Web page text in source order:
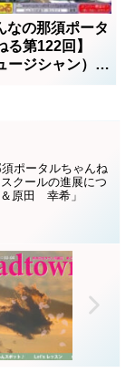
なの那須ポータ
る第122回】
ージシャン）ベ
ポータルちゃんね
クールの進展につ
原田 幸希」